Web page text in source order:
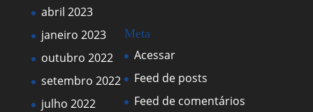
abril 2023
janeiro 2023
outubro 2022
setembro 2022
julho 2022
Meta
Acessar
Feed de posts
Feed de comentários